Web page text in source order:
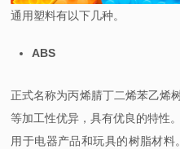
通用塑料有以下几种。
ABS
正式名称为丙烯腈丁二烯苯乙烯
等加工性优异，具有优良的特性
用于电器产品和玩具的树脂材